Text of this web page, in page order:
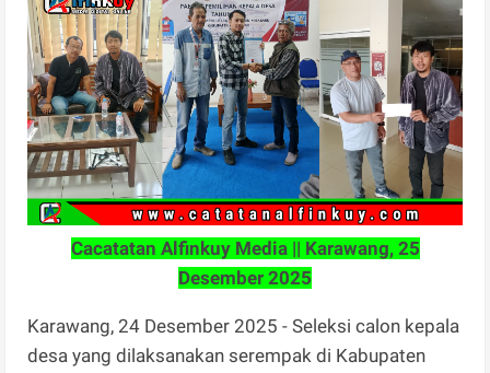
Cacatatan Alfinkuy Media || Karawang, 25
Desember 2025
Karawang, 24 Desember 2025 - Seleksi calon kepala
desa yang dilaksanakan serempak di Kabupaten